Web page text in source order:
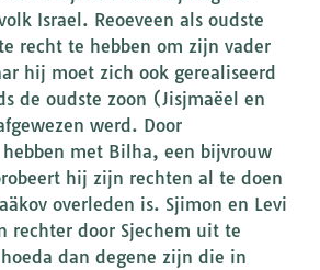
Israel. Reoeveen als oudste
recht te hebben om zijn vader
hij moet zich ook gerealiseerd
de oudste zoon (Jisjmaëel en
werd. Door
hebben met Bilha, een bijvrouw
hij zijn rechten al te doen
overleden is. Sjimon en Levi
rechter door Sjechem uit te
dan degene zijn die in